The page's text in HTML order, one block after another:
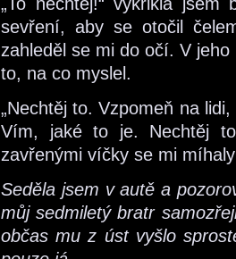
sevření, aby se otočil
zahleděl se mi do očí. V
to, na co myslel.
„Nechtěj to. Vzpomeň na
Vím, jaké to je. Nechtěj
zavřenými víčky se mi
Seděla jsem v autě a
můj sedmiletý bratr
občas mu z úst vyšlo